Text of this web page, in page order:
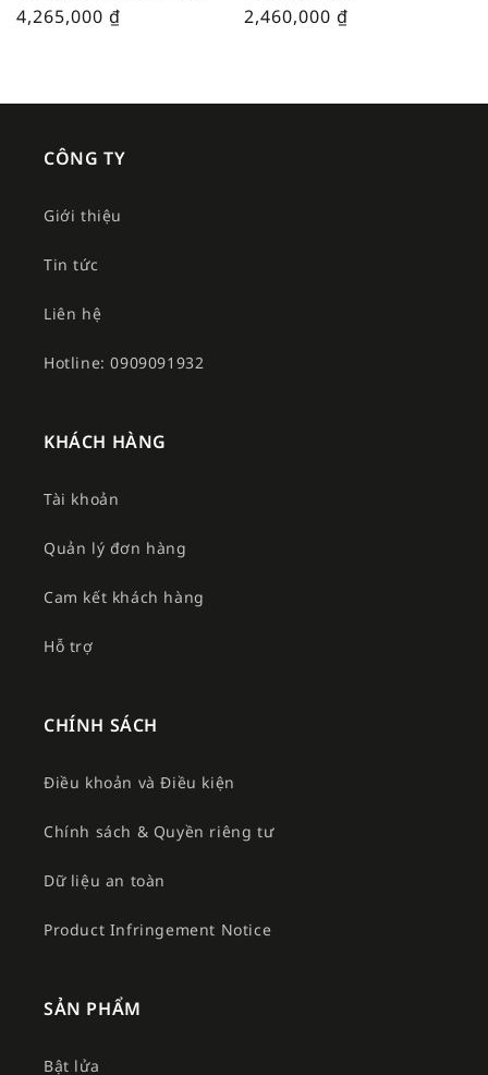
4,265,000 ₫ 2,460,000 ₫
CÔNG TY
Giới thiệu
Tin tức
Liên hệ
Hotline: 0909091932
KHÁCH HÀNG
Tài khoản
Quản lý đơn hàng
Cam kết khách hàng
Hỗ trợ
CHÍNH SÁCH
Điều khoản và Điều kiện
Chính sách & Quyền riêng tư
Dữ liệu an toàn
Product Infringement Notice
SẢN PHẨM
Bật lửa